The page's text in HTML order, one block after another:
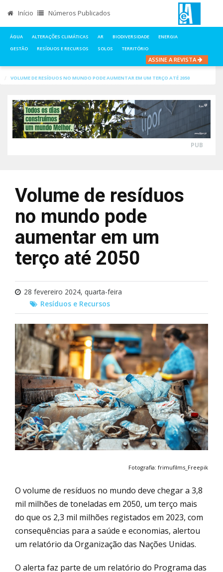
Início Números Publicados
ÁGUA ALTERAÇÕES CLIMÁTICAS AR BIODIVERSIDADE
ENERGIA
GESTÃO
RESÍDUOS E RECURSOS SOLOS TERRITÓRIO
ASSINE A REVISTA
VOLUME DE RESÍDUOS NO MUNDO PODE AUMENTAR EM UM TERÇO ATÉ 2050
PUB
Volume de resíduos
no mundo pode
aumentar em um
terço até 2050
28 fevereiro 2024, quarta-feira
Resíduos e Recursos
Fotografia: frimufilms_Freepik
O volume de resíduos no mundo deve chegar a 3,8
mil milhões de toneladas em 2050, um terço mais
do que os 2,3 mil milhões registados em 2023, com
consequências para a saúde e economias, alertou
um relatório da Organização das Nações Unidas.
O alerta faz parte de um relatório do Programa das